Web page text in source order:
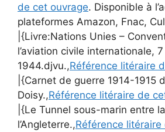
de cet ouvrage. Disponible à
plateformes Amazon, Fnac,
|{Livre:Nations Unies –
l’aviation civile internationale,
1944.djvu.,Référence litéraire
|{Carnet de guerre 1914-1915
Doisy.,Référence litéraire de
|{Le Tunnel sous-marin entre
l’Angleterre.,Référence